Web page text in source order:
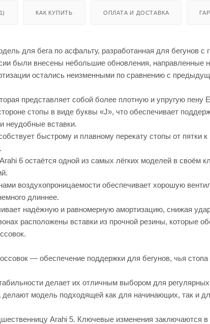
КАК КУПИТЬ ОПЛАТА И ДОСТАВКА
для бега по асфальту, разработанная для бегунов с
были внесены небольшие обновления, направленные
остались неизменными по сравнению с
представляет собой более плотную и упругую пену
стопы в виде буквы «J», что обеспечивает
неудобные вставки.
быстрому и плавному перекату стопы от пятки к
6 остаётся одной из самых лёгких моделей в своём
воздухопроницаемости обеспечивает хорошую
длиннее.
надёжную и равномерную амортизацию, снижая
расположены вставки из прочной резины, которые
— обеспечение поддержки для бегунов, чья
делает их отличным выбором для
модель подходящей как для начинающих, так и
Arahi 5. Ключевые изменения заключаются в